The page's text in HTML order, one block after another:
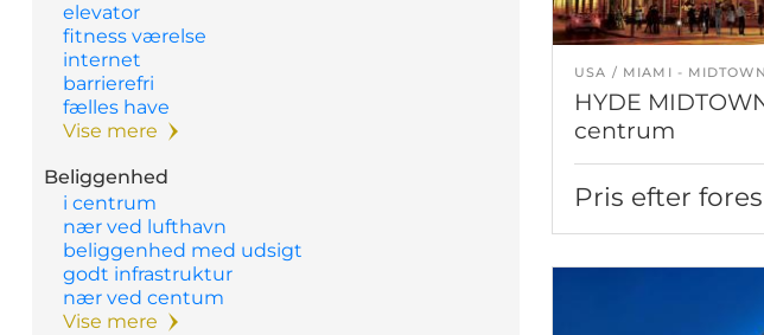
elevator
fitness værelse
internet
barrierefri
fælles have
Vise mere
Beliggenhed
i centrum
nær ved lufthavn
beliggenhed med udsigt
godt infrastruktur
nær ved centum
Vise mere
USA MIAMI - MIDTOWN
HYDE
centrum
Pris efter